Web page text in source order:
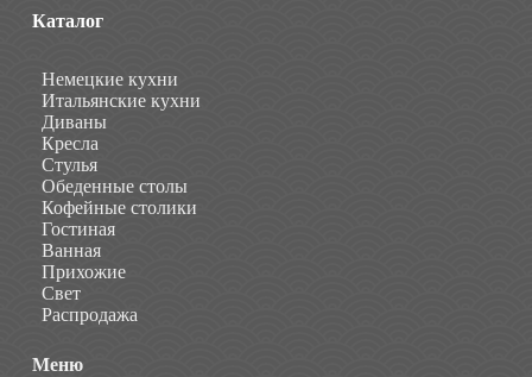
Каталог
Немецкие кухни
Итальянские кухни
Диваны
Кресла
Стулья
Обеденные столы
Кофейные столики
Гостиная
Ванная
Прихожие
Свет
Распродажа
Меню